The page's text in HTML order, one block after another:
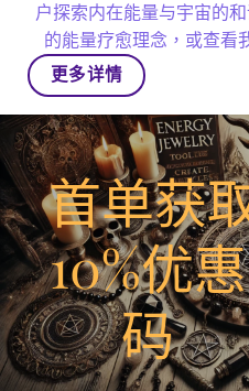
户探索内在能量与宇宙的
的能量疗愈理念，或查看
更多详情
首单获
10%优惠
码